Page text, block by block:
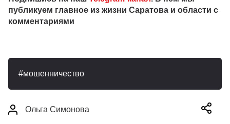
публикуем главное из жизни Саратова и области с
комментариями
мошенничество
Ольга Симонова